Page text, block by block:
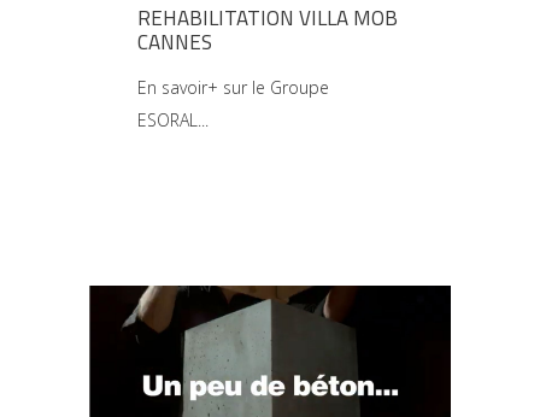
REHABILITATION VILLA MOB
CANNES
En savoir+ sur le Groupe
ESORAL